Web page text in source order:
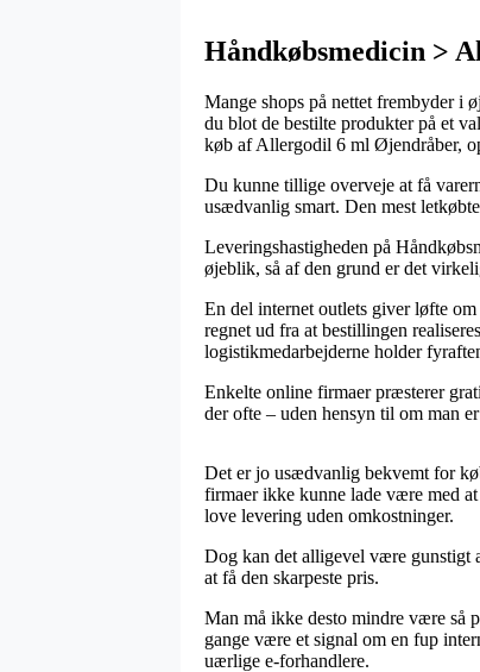
Håndkøbsmedicin >
Mange shops på nettet frembyder i
du blot de bestilte produkter på et
køb af Allergodil 6 ml Øjendråber,
Du kunne tillige overveje at få
usædvanlig smart. Den mest
Leveringshastigheden på
øjeblik, så af den grund er det
En del internet outlets giver løfte
regnet ud fra at bestillingen
logistikmedarbejderne holder
Enkelte online firmaer præsterer
der ofte – uden hensyn til om man
Det er jo usædvanlig bekvemt for
firmaer ikke kunne lade være med
love levering uden omkostninger.
Dog kan det alligevel være gunstigt
at få den skarpeste pris.
Man må ikke desto mindre være så
gange være et signal om en fup
uærlige e-forhandlere.